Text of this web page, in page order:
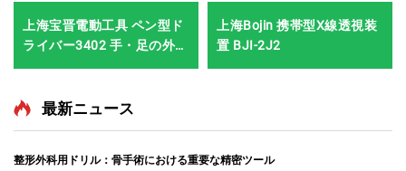
上海宝晋電動工具 ペン型ド
ライバー3402 手・足の外科
上海Bojin 携帯型X線透視装
置 BJI-2J2
最新ニュース
整形外科用ドリル：骨手術における重要な精密ツール